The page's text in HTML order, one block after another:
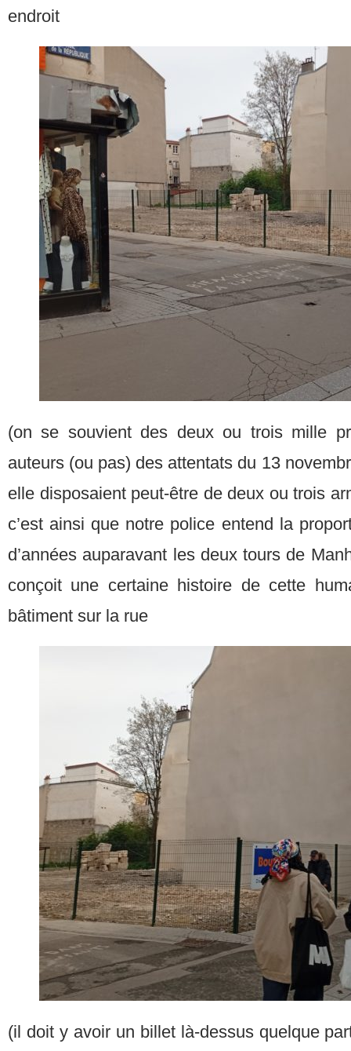
endroit
(on se souvient des deux ou trois mille
auteurs (ou pas) des attentats du 13
elle disposaient peut-être de deux ou trois
c’est ainsi que notre police entend la
d’années auparavant les deux tours de
conçoit une certaine histoire de cette
bâtiment sur la rue
(il doit y avoir un billet là-dessus quelque